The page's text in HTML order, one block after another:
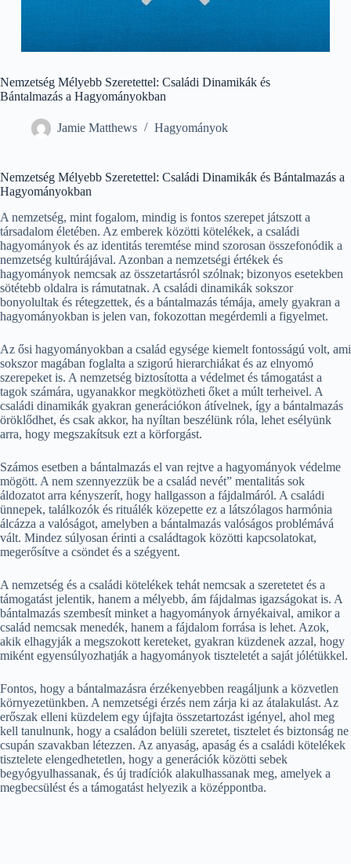
Nemzetség Mélyebb Szeretettel: Családi Dinamikák és
Bántalmazás a Hagyományokban
Jamie Matthews Hagyományok
Nemzetség Mélyebb Szeretettel: Családi Dinamikák és Bántalmazás a
Hagyományokban
A nemzetség, mint fogalom, mindig is fontos szerepet játszott a
társadalom életében. Az emberek közötti kötelékek, a családi
hagyományok és az identitás teremtése mind szorosan összefonódik a
nemzetség kultúrájával. Azonban a nemzetségi értékek és
hagyományok nemcsak az összetartásról szólnak; bizonyos esetekben
sötétebb oldalra is rámutatnak. A családi dinamikák sokszor
bonyolultak és rétegzettek, és a bántalmazás témája, amely gyakran a
hagyományokban is jelen van, fokozottan megérdemli a figyelmet.
Az ősi hagyományokban a család egysége kiemelt fontosságú volt, ami
sokszor magában foglalta a szigorú hierarchiákat és az elnyomó
szerepeket is. A nemzetség biztosította a védelmet és támogatást a
tagok számára, ugyanakkor megkötözheti őket a múlt terheivel. A
családi dinamikák gyakran generációkon átívelnek, így a bántalmazás
öröklődhet, és csak akkor, ha nyíltan beszélünk róla, lehet esélyünk
arra, hogy megszakítsuk ezt a körforgást.
Számos esetben a bántalmazás el van rejtve a hagyományok védelme
mögött. A nem szennyezzük be a család nevét” mentalitás sok
áldozatot arra kényszerít, hogy hallgasson a fájdalmáról. A családi
ünnepek, találkozók és rituálék közepette ez a látszólagos harmónia
álcázza a valóságot, amelyben a bántalmazás valóságos problémává
vált. Mindez súlyosan érinti a családtagok közötti kapcsolatokat,
megerősítve a csöndet és a szégyent.
A nemzetség és a családi kötelékek tehát nemcsak a szeretetet és a
támogatást jelentik, hanem a mélyebb, ám fájdalmas igazságokat is. A
bántalmazás szembesít minket a hagyományok árnyékaival, amikor a
család nemcsak menedék, hanem a fájdalom forrása is lehet. Azok,
akik elhagyják a megszokott kereteket, gyakran küzdenek azzal, hogy
miként egyensúlyozhatják a hagyományok tiszteletét a saját jólétükkel.
Fontos, hogy a bántalmazásra érzékenyebben reagáljunk a közvetlen
környezetünkben. A nemzetségi érzés nem zárja ki az átalakulást. Az
erőszak elleni küzdelem egy újfajta összetartozást igényel, ahol meg
kell tanulnunk, hogy a családon belüli szeretet, tisztelet és biztonság ne
csupán szavakban létezzen. Az anyaság, apaság és a családi kötelékek
tisztelete elengedhetetlen, hogy a generációk közötti sebek
begyógyulhassanak, és új tradíciók alakulhassanak meg, amelyek a
megbecsülést és a támogatást helyezik a középpontba.